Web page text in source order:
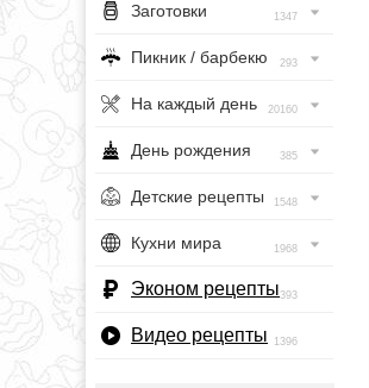
Заготовки 1347
Пикник / барбекю 293
На каждый день 20160
День рождения 385
Детские рецепты 1548
Кухни мира 1968
Эконом рецепты393
Видео рецепты 1396